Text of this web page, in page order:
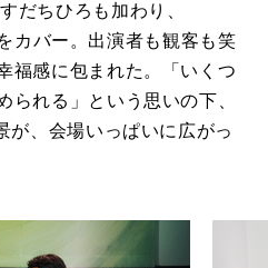
だちひろも加わり、
カバー。出演者も観客も笑
福感に包まれた。「いくつ
られる」という思いの下、
が、会場いっぱいに広がっ